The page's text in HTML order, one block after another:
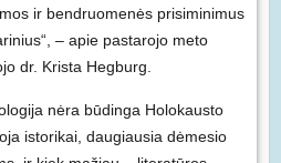
ir bendruomenės prisiminimus
– apie pastarojo meto
dr. Krista Hegburg.
nėra būdinga Holokausto
istorikai, daugiausia dėmesio